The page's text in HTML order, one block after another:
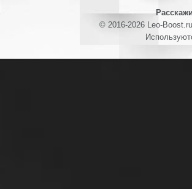
© 2016-2026 Leo-